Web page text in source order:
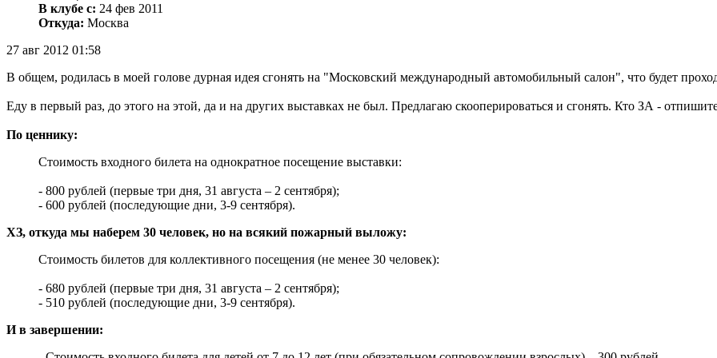
В клубе с: 24 фев 2011
Откуда: Москва
27 авг 2012 01:58
В общем, родилась в моей голове дурная идея сгонять на "Московский международный автомобильный салон", что будет
Еду в первый раз, до этого на этой, да и на других выставках не был. Предлагаю скооперироваться и сгонять. Кто ЗА -
По ценнику:
Стоимость входного билета на однократное посещение выставки:
- 800 рублей (первые три дня, 31 августа – 2 сентября);
- 600 рублей (последующие дни, 3-9 сентября).
ХЗ, откуда мы наберем 30 человек, но на всякий пожарный выложу:
Стоимость билетов для коллективного посещения (не менее 30 человек):
- 680 рублей (первые три дня, 31 августа – 2 сентября);
- 510 рублей (последующие дни, 3-9 сентября).
И в завершении: